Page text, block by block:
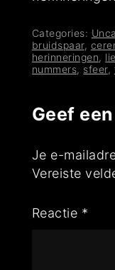
Categories:
bruidspaar,
herinneringen,
nummers, sfeer,
Geef
Je e-
Vereiste
Reactie *